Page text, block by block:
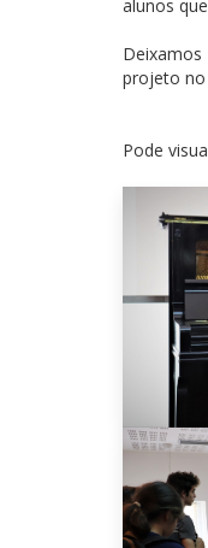
alunos
projeto no
Pode